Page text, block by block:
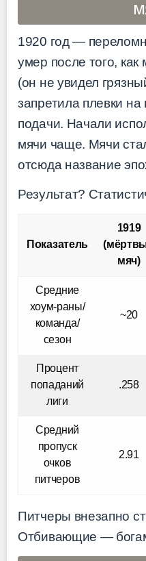
1920 год —
умер после того, как
(он не увидел
запретила плевки
подачи. Начали
мячи чаще. Мячи
отсюда название
Результат?
Показатель
1919
мяч)
Средние
хоум-раны/
команда/
сезон
~20
Процент
попаданий
лиги
.258
Средний
пропуск
очков
питчеров
2.91
Питчеры внезапно
Отбивающие —